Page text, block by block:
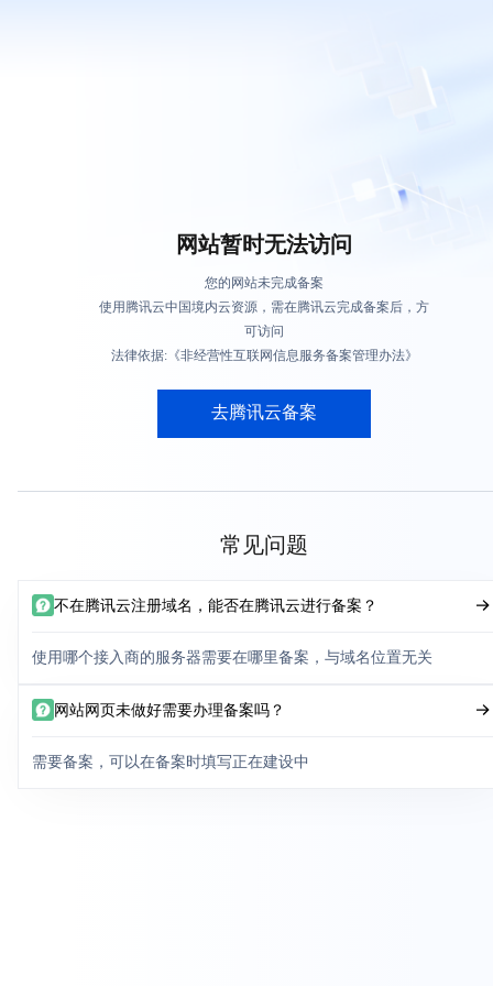
网站暂时无法访问
您的网站未完成备案
使用腾讯云中国境内云资源，需在腾讯云完成备案后，方
可访问
法律依据:《非经营性互联网信息服务备案管理办法》
去腾讯云备案
常见问题
不在腾讯云注册域名，能否在腾讯云进行备案？
使用哪个接入商的服务器需要在哪里备案，与域名位置无关
网站网页未做好需要办理备案吗？
需要备案，可以在备案时填写正在建设中